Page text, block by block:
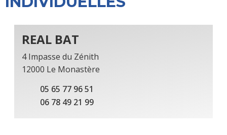
REAL BAT
4 Impasse du Zénith
12000 Le Monastère
05 65 77 96 51
06 78 49 21 99